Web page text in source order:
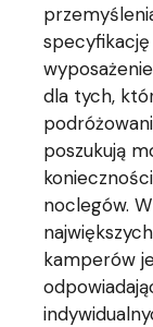
dla tych,
poszukują
noclegów.
kamperów